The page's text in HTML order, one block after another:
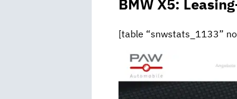
BMW X5:
[table “snwstats_1133”